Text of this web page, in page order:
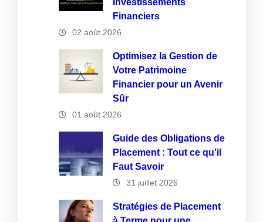
Investissements
Financiers
02 août 2026
Optimisez la Gestion de
Votre Patrimoine
Financier pour un Avenir
Sûr
01 août 2026
Guide des Obligations de
Placement : Tout ce qu’il
Faut Savoir
31 juillet 2026
Stratégies de Placement